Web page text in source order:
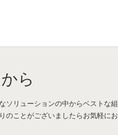
ら
ソリューションの中からベストな組
のことがございましたらお気軽に